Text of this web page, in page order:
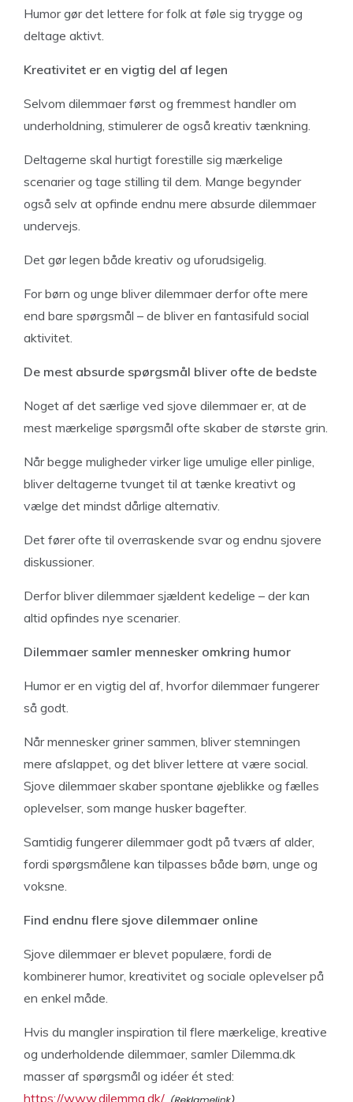
Humor gør det lettere for folk at føle sig trygge og
deltage aktivt.
Kreativitet er en vigtig del af legen
Selvom dilemmaer først og fremmest handler om
underholdning, stimulerer de også kreativ tænkning.
Deltagerne skal hurtigt forestille sig mærkelige
scenarier og tage stilling til dem. Mange begynder
også selv at opfinde endnu mere absurde dilemmaer
undervejs.
Det gør legen både kreativ og uforudsigelig.
For børn og unge bliver dilemmaer derfor ofte mere
end bare spørgsmål – de bliver en fantasifuld social
aktivitet.
De mest absurde spørgsmål bliver ofte de bedste
Noget af det særlige ved sjove dilemmaer er, at de
mest mærkelige spørgsmål ofte skaber de største grin.
Når begge muligheder virker lige umulige eller pinlige,
bliver deltagerne tvunget til at tænke kreativt og
vælge det mindst dårlige alternativ.
Det fører ofte til overraskende svar og endnu sjovere
diskussioner.
Derfor bliver dilemmaer sjældent kedelige – der kan
altid opfindes nye scenarier.
Dilemmaer samler mennesker omkring humor
Humor er en vigtig del af, hvorfor dilemmaer fungerer
så godt.
Når mennesker griner sammen, bliver stemningen
mere afslappet, og det bliver lettere at være social.
Sjove dilemmaer skaber spontane øjeblikke og fælles
oplevelser, som mange husker bagefter.
Samtidig fungerer dilemmaer godt på tværs af alder,
fordi spørgsmålene kan tilpasses både børn, unge og
voksne.
Find endnu flere sjove dilemmaer online
Sjove dilemmaer er blevet populære, fordi de
kombinerer humor, kreativitet og sociale oplevelser på
en enkel måde.
Hvis du mangler inspiration til flere mærkelige, kreative
og underholdende dilemmaer, samler Dilemma.dk
masser af spørgsmål og idéer ét sted:
https://www.dilemma.dk/